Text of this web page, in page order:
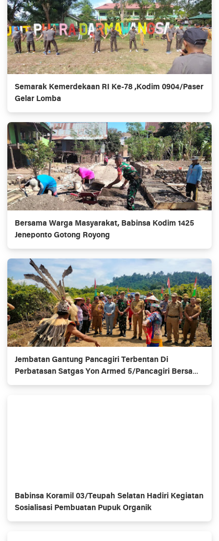
Semarak Kemerdekaan RI Ke-78 ,Kodim 0904/Paser
Gelar Lomba
Bersama Warga Masyarakat, Babinsa Kodim 1425
Jeneponto Gotong Royong
Jembatan Gantung Pancagiri Terbentan Di
Perbatasan Satgas Yon Armed 5/Pancagiri Bersama
Vertikal Rescue Dan PT MA/BDRMS
Babinsa Koramil 03/Teupah Selatan Hadiri Kegiatan
Sosialisasi Pembuatan Pupuk Organik